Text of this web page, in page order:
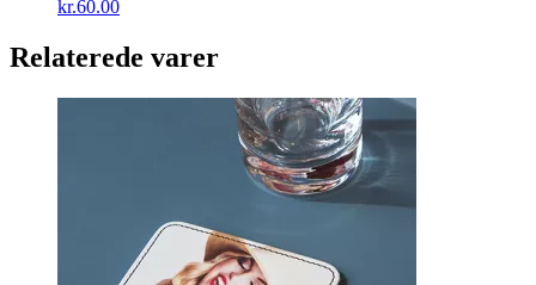
kr.60.00
Relaterede varer